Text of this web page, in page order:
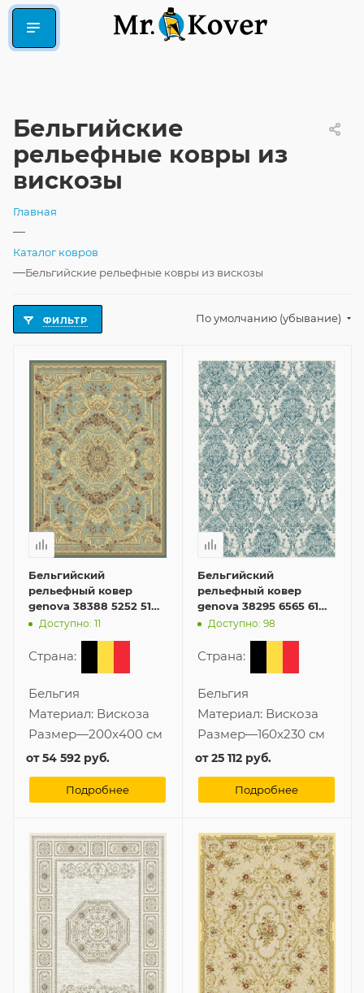
Бельгийские
рельефные ковры из
вискозы
Главная
—
Каталог ковров
—Бельгийские рельефные ковры из вискозы
ФИЛЬТР По умолчанию (убывание)
Бельгийский
рельефный ковер
genova 38388 5252 51
200x400 см из вискозы
Доступно: 11
Страна:
Бельгия
Материал: Вискоза
Размер—200x400 см
от54 592 руб.
Подробнее
Бельгийский
рельефный ковер
genova 38295 6565 61
160x230 см из вискозы
Доступно: 98
Страна:
Бельгия
Материал: Вискоза
Размер—160x230 см
от25 112 руб.
Подробнее